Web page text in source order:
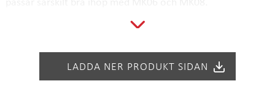
StalaTex-mönstren går att få till alla Seven-seriens
Designer!
LADDA NER PRODUKT SIDAN